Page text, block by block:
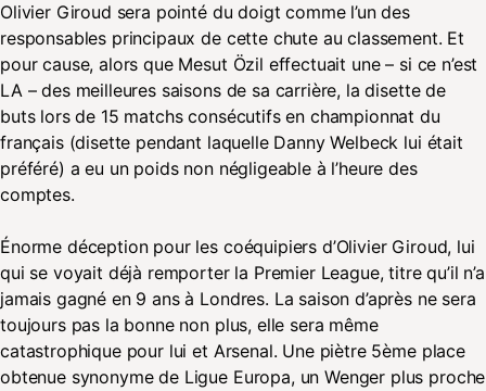
Olivier Giroud sera pointé du doigt comme l’un des
responsables principaux de cette chute au classement. Et
pour cause, alors que Mesut Özil effectuait une – si ce n’est
LA – des meilleures saisons de sa carrière, la disette de
buts lors de 15 matchs consécutifs en championnat du
français (disette pendant laquelle Danny Welbeck lui était
préféré) a eu un poids non négligeable à l’heure des
comptes.
Énorme déception pour les coéquipiers d’Olivier Giroud, lui
qui se voyait déjà remporter la Premier League, titre qu’il n’a
jamais gagné en 9 ans à Londres. La saison d’après ne sera
toujours pas la bonne non plus, elle sera même
catastrophique pour lui et Arsenal. Une piètre 5ème place
obtenue synonyme de Ligue Europa, un Wenger plus proche